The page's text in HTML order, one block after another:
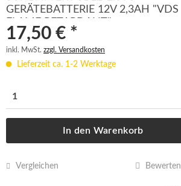
GERÄTEBATTERIE 12V 2,3AH "VDS
17,50 € *
inkl. MwSt. zzgl. Versandkosten
Lieferzeit ca. 1-2 Werktage
In den Warenkorb
Vergleichen Bewerten